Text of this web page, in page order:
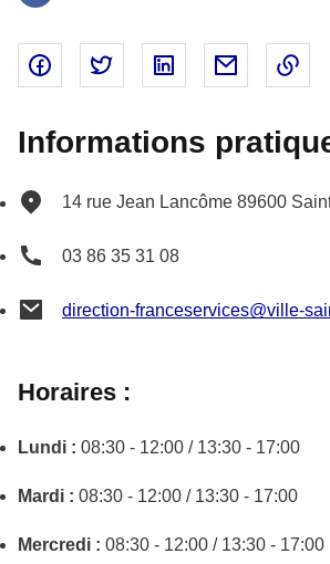
Partager sur Facebook - nouvelle
Partager sur Twitter -
Partager surPartager
Informations
14 rue Jean Lancôme 89600
03 86 35 31 08
direction-franceservices@ville-
Horaires :
Lundi : 08:30 - 12:00 / 13:30 - 17:00
Mardi : 08:30 - 12:00 / 13:30 - 17:00
Mercredi : 08:30 - 12:00 / 13:30 - 17:00